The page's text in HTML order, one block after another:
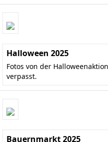
Halloween 2025
Fotos von der
verpasst.
Bauernmarkt 2025